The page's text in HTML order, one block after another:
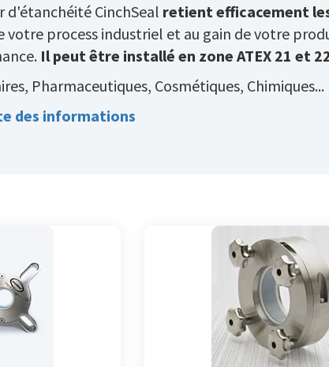
d'étanchéité CinchSeal retient efficacement
process industriel et au gain de votre
Il peut être installé en zone ATEX 21 et
Pharmaceutiques, Cosmétiques, Chimiques...
des informations